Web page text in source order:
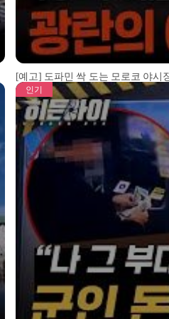
[예고] 도파민 싹 도는 모로코 야시
인기